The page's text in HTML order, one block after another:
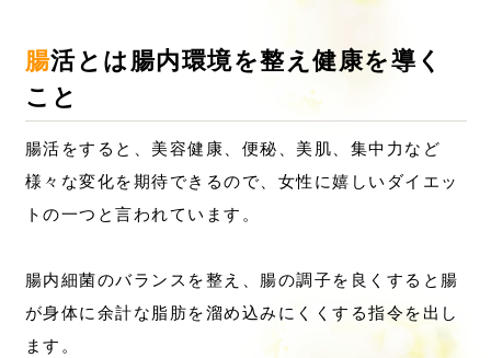
腸活とは腸内環境を整え健康を導く
こと
腸活をすると、美容健康、便秘、美肌、集中力など
様々な変化を期待できるので、女性に嬉しいダイエッ
トの一つと言われています。
腸内細菌のバランスを整え、腸の調子を良くすると腸
が身体に余計な脂肪を溜め込みにくくする指令を出し
ます。